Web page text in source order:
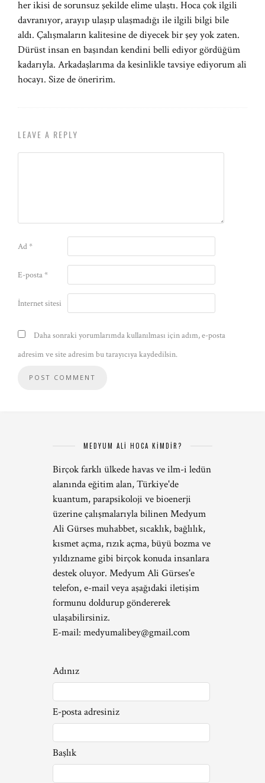
her ikisi de sorunsuz şekilde elime ulaştı. Hoca çok ilgili
davranıyor, arayıp ulaşıp ulaşmadığı ile ilgili bilgi bile
aldı. Çalışmaların kalitesine de diyecek bir şey yok zaten.
Dürüst insan en başından kendini belli ediyor gördüğüm
kadarıyla. Arkadaşlarıma da kesinlikle tavsiye ediyorum ali
hocayı. Size de öneririm.
LEAVE A REPLY
Ad*
E-posta*
İnternet sitesi
Daha sonraki yorumlarımda kullanılması için adım, e-posta
adresim ve site adresim bu tarayıcıya kaydedilsin.
MEDYUM ALİ HOCA KİMDİR?
Birçok farklı ülkede havas ve ilm-i ledün
alanında eğitim alan, Türkiye'de
kuantum, parapsikoloji ve bioenerji
üzerine çalışmalarıyla bilinen Medyum
Ali Gürses muhabbet, sıcaklık, bağlılık,
kısmet açma, rızık açma, büyü bozma ve
yıldızname gibi birçok konuda insanlara
destek oluyor. Medyum Ali Gürses'e
telefon, e-mail veya aşağıdaki iletişim
formunu doldurup göndererek
ulaşabilirsiniz.
E-mail: medyumalibey@gmail.com
Adınız
E-posta adresiniz
Başlık